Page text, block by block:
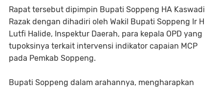
Rapat tersebut dipimpin Bupati Soppeng HA Kaswadi
Razak dengan dihadiri oleh Wakil Bupati Soppeng Ir H
Lutfi Halide, Inspektur Daerah, para kepala OPD yang
tupoksinya terkait intervensi indikator capaian MCP
pada Pemkab Soppeng.
Bupati Soppeng dalam arahannya, mengharapkan